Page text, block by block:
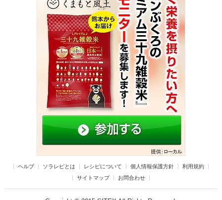
ヘルプ ソラレピとは レシピについて 個人情報保護方針
利用規約
サイトマップ
お問合わせ